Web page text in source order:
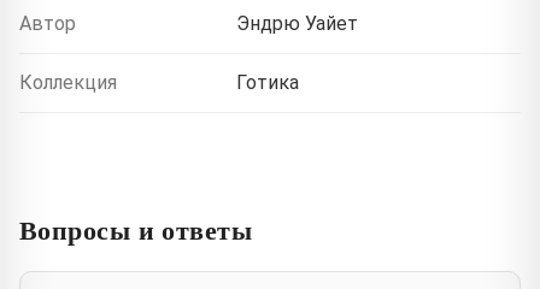
Автор Эндрю Уайет
Коллекция Готика
Вопросы и ответы